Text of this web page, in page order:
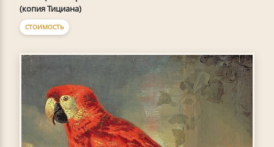
(копия Тициана)
СТОИМОСТЬ